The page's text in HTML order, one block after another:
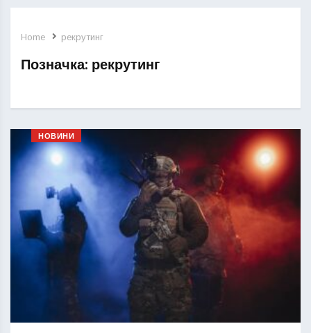
Home рекрутинг
Позначка: рекрутинг
НОВИНИ